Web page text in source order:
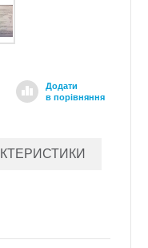
Додати
в порівняння